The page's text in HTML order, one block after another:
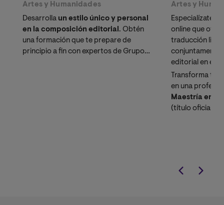
Artes y Humanidades
Desarrolla un estilo único y personal
en la composición editorial . Obtén
una formación que te prepare de
principio a fin con expertos de Grupo
Artes y
Especialízate
online que
traducción
conjuntamente
editorial en
Transforma tu
en una
Maestría en
(título oficial de